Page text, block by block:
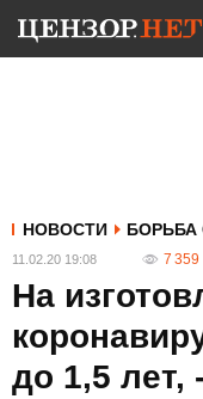
НОВОСТИ БОРЬБА
11.02.20 19:08 7 359
На
до 1,5 лет,